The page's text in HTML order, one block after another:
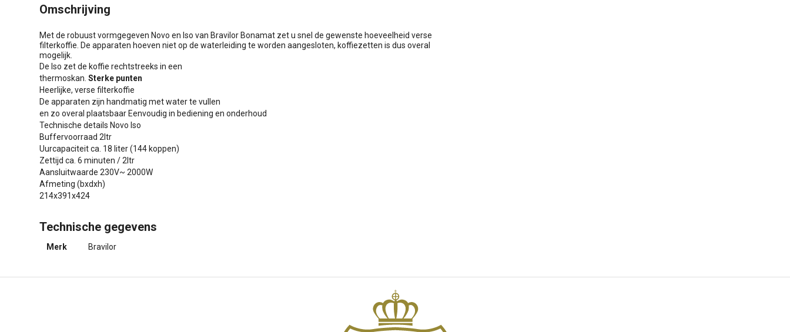
Omschrijving
Met de robuust vormgegeven Novo en Iso van Bravilor Bonamat zet u snel de gewenste hoeveelheid verse
filterkoffie. De apparaten hoeven niet op de waterleiding te worden aangesloten, koffiezetten is dus overal
mogelijk.
De Iso zet de koffie rechtstreeks in een
thermoskan. Sterke punten
Heerlijke, verse filterkoffie
De apparaten zijn handmatig met water te vullen
en zo overal plaatsbaar Eenvoudig in bediening en onderhoud
Technische details Novo Iso
Buffervoorraad 2ltr
Uurcapaciteit ca. 18 liter (144 koppen)
Zettijd ca. 6 minuten / 2ltr
Aansluitwaarde 230V~ 2000W
Afmeting (bxdxh)
214x391x424
Technische gegevens
Merk Bravilor